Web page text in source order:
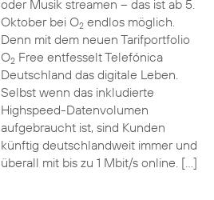
oder Musik streamen – das ist ab 5.
Oktober bei O2endlos möglich.
Denn mit dem neuen Tarifportfolio
O2Free entfesselt Telefónica
Deutschland das digitale Leben.
Selbst wenn das inkludierte
Highspeed-Datenvolumen
aufgebraucht ist, sind Kunden
künftig deutschlandweit immer und
überall mit bis zu 1 Mbit/s online. […]